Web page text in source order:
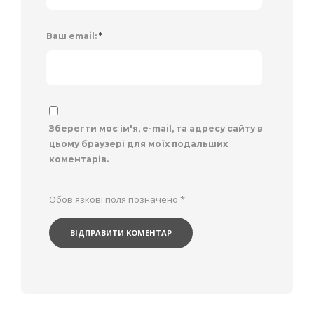
Ваш email: *
Зберегти моє ім'я, e-mail, та адресу сайту в
цьому браузері для моїх подальших
коментарів.
Обов'язкові поля позначено *